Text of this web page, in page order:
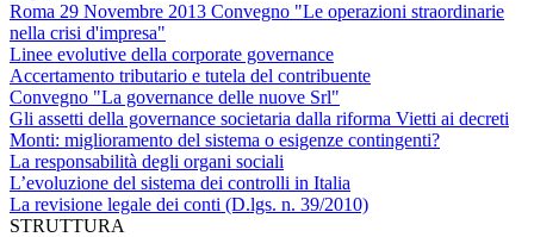
Roma 29 Novembre 2013 Convegno "Le operazioni straordinarie
nella crisi d'impresa"
Linee evolutive della corporate governance
Accertamento tributario e tutela del contribuente
Convegno "La governance delle nuove Srl"
Gli assetti della governance societaria dalla riforma Vietti ai decreti
Monti: miglioramento del sistema o esigenze contingenti?
La responsabilità degli organi sociali
L’evoluzione del sistema dei controlli in Italia
La revisione legale dei conti (D.lgs. n. 39/2010)
STRUTTURA